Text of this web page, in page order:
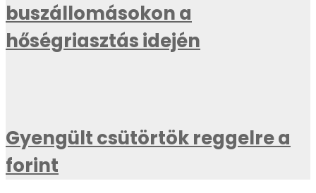
buszállomásokon a
hőségriasztás idején
Gyengült csütörtök reggelre a
forint